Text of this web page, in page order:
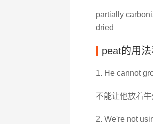
partially
dried
peat的用法
1. He cannot
不能让他放着
2. We're not